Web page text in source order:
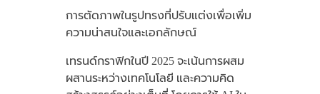
การตัดภาพในรูปทรงที่ปรับแต่งเพื่อเพิ่ม
ความน่าสนใจและเอกลักษณ์
เทรนด์กราฟิกในปี 2025 จะเน้นการผสม
ผสานระหว่างเทคโนโลยี และความคิด